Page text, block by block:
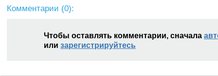
Комментарии (0):
Чтобы оставлять комментарии, сначала
или зарегистрируйтесь